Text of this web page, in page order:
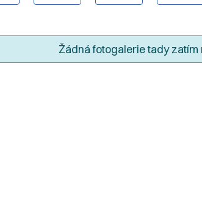
Žádná fotogalerie tady zatím